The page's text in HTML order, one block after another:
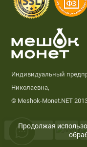
Индивидуальный
Николаевна,
© Meshok-Monet.NET
Продолжая